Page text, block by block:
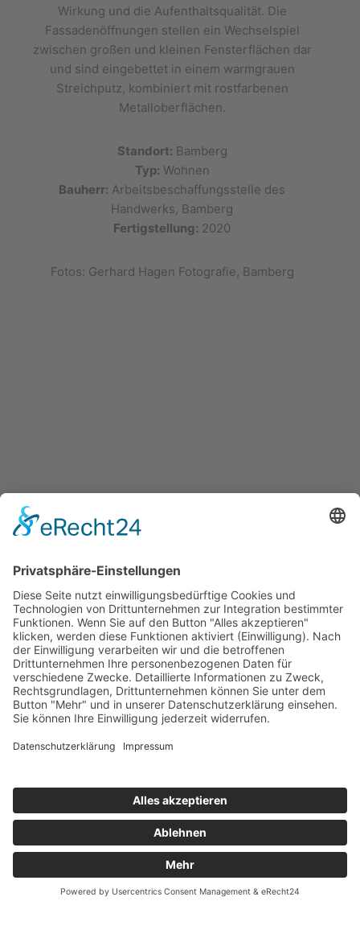
Wirkung und die Aufenthaltsqualität. Die
Fassadenöffnungen stellen ein Wechselspiel
zwischen großen und kleinen Fensterflächen dar
und sind eingebettet in einem warmgrauen
Streichputz, kombiniert mit rostfarbenen
Metalloberflächen.
Standort: Bamberg
Typ: Wohnen
Bauherr: Arbeitsbeschaffungsstelle des
Handwerks, Bamberg
Fertigstellung: 2020
Fotos: Gerhard Hagen Fotografie, Bamberg